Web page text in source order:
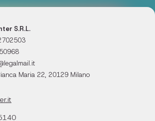
S.R.L.
Maria 22, 20129 Milano